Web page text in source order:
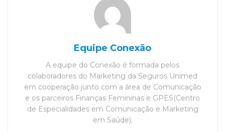
Equipe Conexão
A equipe do Conexão é formada pelos
colaboradores do Marketing da Seguros Unimed
em cooperação junto com a área de Comunicação
e os parceiros Finanças Femininas e GPES(Centro
de Especialidades em Comunicação e Marketing
em Saúde).